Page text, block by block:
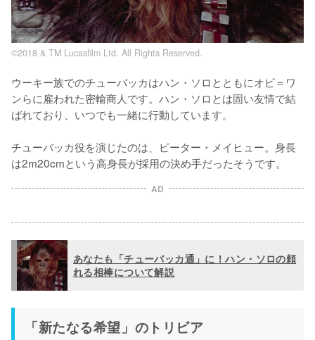
©2018 & TM Lucasfilm Ltd. All Rights Reserved.
ウーキー族でのチューバッカはハン・ソロとともにオビ＝ワ
ンらに雇われた密輸商人です。ハン・ソロとは固い友情で結
ばれており、いつでも一緒に行動しています。
チューバッカ役を演じたのは、ピーター・メイヒュー。身長
は2m20cmという高身長が採用の決め手だったそうです。
AD
あなたも「チューバッカ通」に！ハン・ソロの頼
れる相棒について解説
「新たなる希望」のトリビア